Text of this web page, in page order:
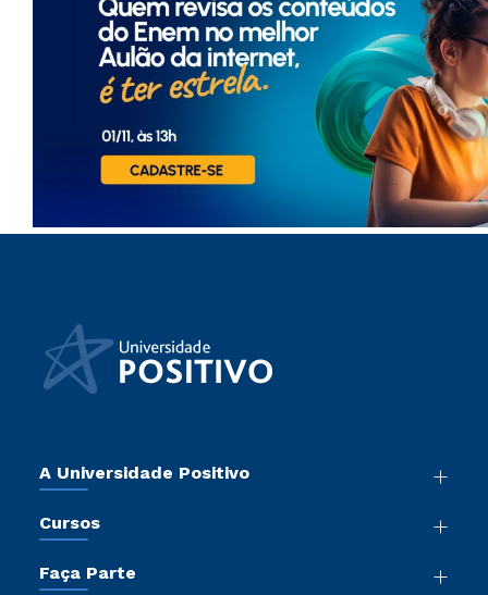
A Universidade Positivo
Sala de Imprensa
Cursos
Pós-Graduação
Faça Parte